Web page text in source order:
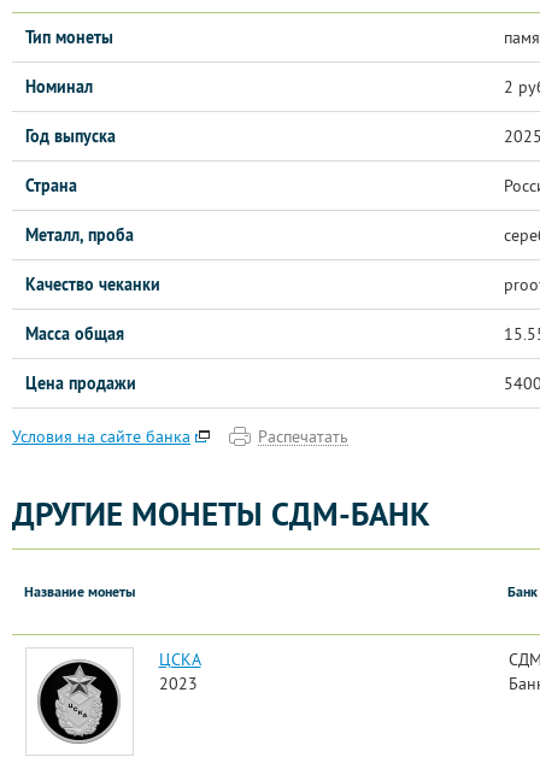
Тип монеты
Номинал 2
Год выпуска
Страна
Металл, проба
Качество чеканки
Масса общая
Цена продажи
Условия на сайте банка Распечатать
ДРУГИЕ МОНЕТЫ СДМ-БАНК
Название монеты Банк
ЦСКА
2023